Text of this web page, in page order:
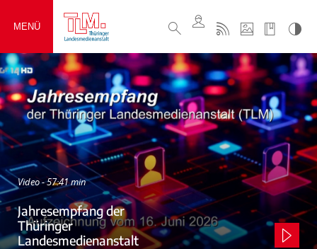
MENÜ
Video - 57:41 min
Jahresempfang der
Thüringer
Landesmedienanstalt